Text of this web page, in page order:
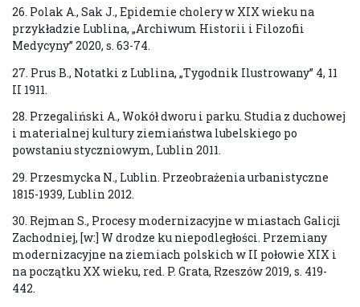
26. Polak A., Sak J., Epidemie cholery w XIX wieku na
przykładzie Lublina, „Archiwum Historii i Filozofii
Medycyny” 2020, s. 63-74.
27. Prus B., Notatki z Lublina, „Tygodnik Ilustrowany” 4, 11
II 1911.
28. Przegaliński A., Wokół dworu i parku. Studia z duchowej
i materialnej kultury ziemiaństwa lubelskiego po
powstaniu styczniowym, Lublin 2011.
29. Przesmycka N., Lublin. Przeobrażenia urbanistyczne
1815-1939, Lublin 2012.
30. Rejman S., Procesy modernizacyjne w miastach Galicji
Zachodniej, [w:] W drodze ku niepodległości. Przemiany
modernizacyjne na ziemiach polskich w II połowie XIX i
na początku XX wieku, red. P. Grata, Rzeszów 2019, s. 419-
442.